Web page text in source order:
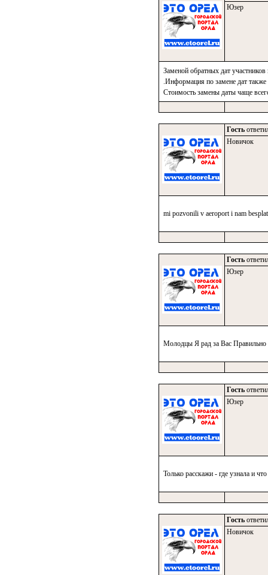
Юзер
Заменой обратных дат
.Информация по замене дат
Стоимость замены даты чаще
Гость
Новичок
mi pozvonili v aeroport i nam
Гость
Юзер
Молодцы Я рад за Вас Правильно
Гость
Юзер
Только расскажи - где узнала и
Гость
Новичок